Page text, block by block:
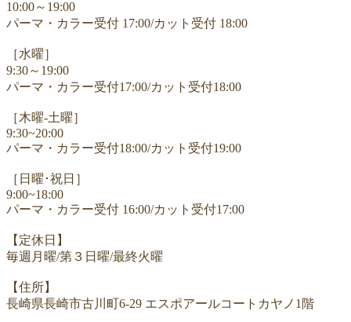
10:00～19:00
パーマ・カラー受付 17:00/カット受付 18:00
［水曜］
9:30～19:00
パーマ・カラー受付17:00/カット受付18:00
［木曜-土曜］
9:30~20:00
パーマ・カラー受付18:00/カット受付19:00
［日曜･祝日］
9:00~18:00
パーマ・カラー受付 16:00/カット受付17:00
【定休日】
毎週月曜/第３日曜/最終火曜
【住所】
長崎県長崎市古川町6-29 エスポアールコートカヤノ1階